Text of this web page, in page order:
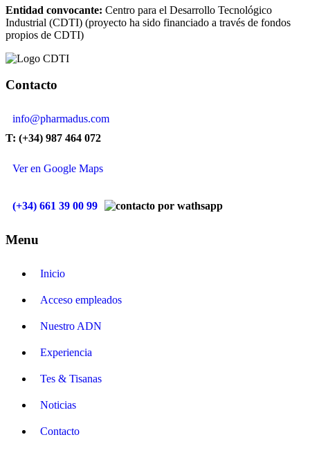
Entidad convocante: Centro para el Desarrollo Tecnológico
Industrial (CDTI) (proyecto ha sido financiado a través de fondos
propios de CDTI)
Contacto
info@pharmadus.com
T: (+34) 987 464 072
Ver en Google Maps
(+34) 661 39 00 99
Menu
Inicio
Acceso empleados
Nuestro ADN
Experiencia
Tes & Tisanas
Noticias
Contacto